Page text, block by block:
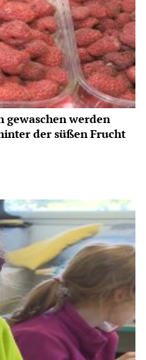
gewaschen werden
der süßen Frucht